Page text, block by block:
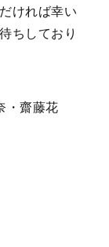
ければ幸い
ちしており
・齋藤花